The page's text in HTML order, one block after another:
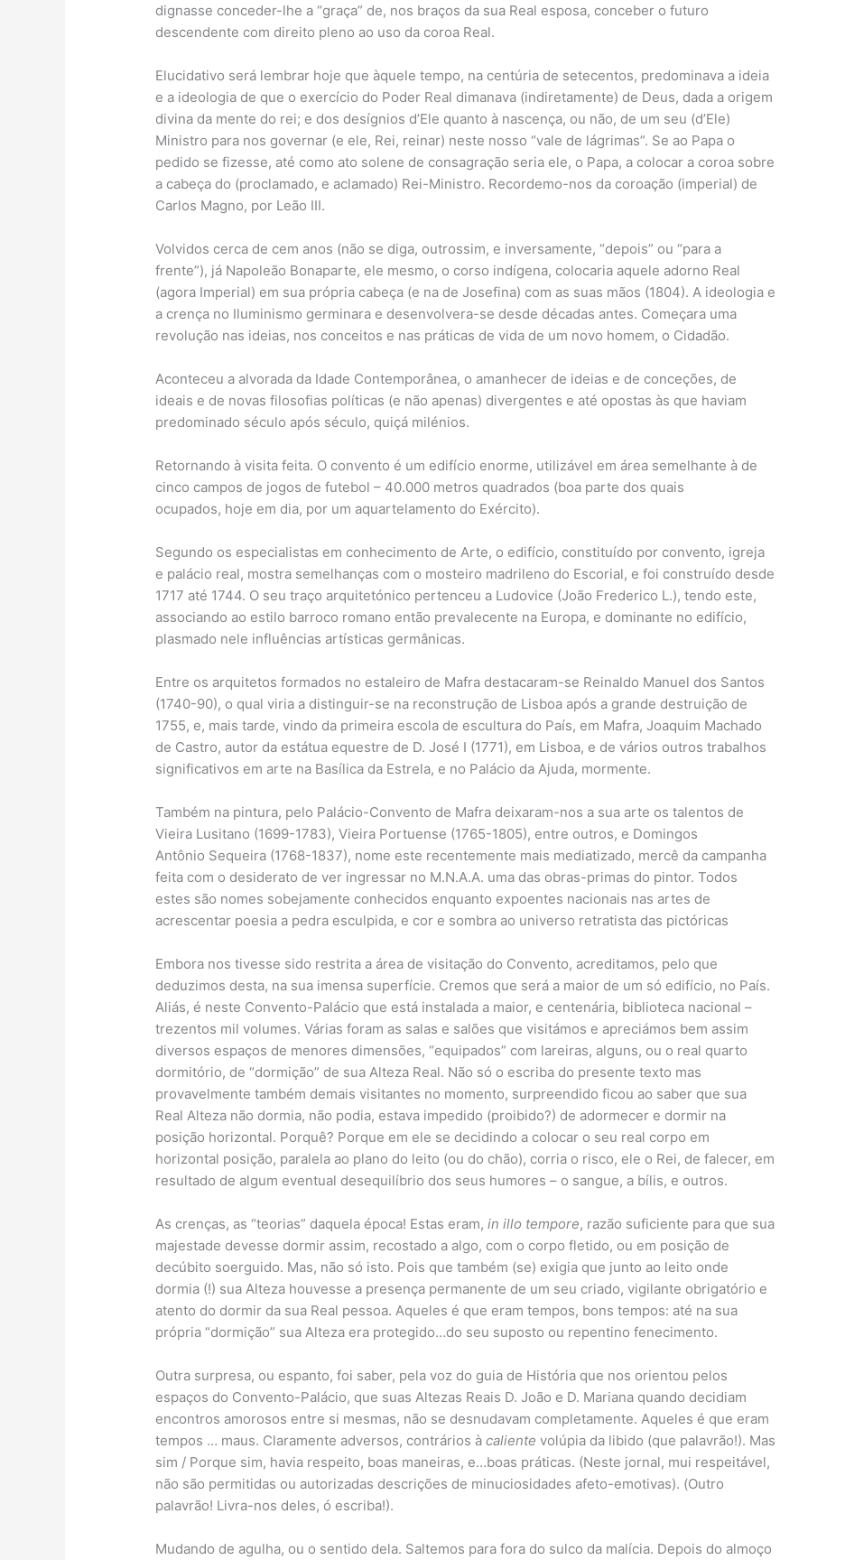
dignasse conceder-lhe a “graça” de, nos braços da sua Real esposa, conceber o futuro
descendente com direito pleno ao uso da coroa Real.
Elucidativo será lembrar hoje que àquele tempo, na centúria de setecentos, predominava a ideia
e a ideologia de que o exercício do Poder Real dimanava (indiretamente) de Deus, dada a origem
divina da mente do rei; e dos desígnios d’Ele quanto à nascença, ou não, de um seu (d’Ele)
Ministro para nos governar (e ele, Rei, reinar) neste nosso “vale de lágrimas”. Se ao Papa o
pedido se fizesse, até como ato solene de consagração seria ele, o Papa, a colocar a coroa sobre
a cabeça do (proclamado, e aclamado) Rei-Ministro. Recordemo-nos da coroação (imperial) de
Carlos Magno, por Leão III.
Volvidos cerca de cem anos (não se diga, outrossim, e inversamente, “depois” ou “para a
frente”), já Napoleão Bonaparte, ele mesmo, o corso indígena, colocaria aquele adorno Real
(agora Imperial) em sua própria cabeça (e na de Josefina) com as suas mãos (1804). A ideologia e
a crença no Iluminismo germinara e desenvolvera-se desde décadas antes. Começara uma
revolução nas ideias, nos conceitos e nas práticas de vida de um novo homem, o Cidadão.
Aconteceu a alvorada da Idade Contemporânea, o amanhecer de ideias e de conceções, de
ideais e de novas filosofias políticas (e não apenas) divergentes e até opostas às que haviam
predominado século após século, quiçá milénios.
Retornando à visita feita. O convento é um edifício enorme, utilizável em área semelhante à de
cinco campos de jogos de futebol – 40.000 metros quadrados (boa parte dos quais
ocupados, hoje em dia, por um aquartelamento do Exército).
Segundo os especialistas em conhecimento de Arte, o edifício, constituído por convento, igreja
e palácio real, mostra semelhanças com o mosteiro madrileno do Escorial, e foi construído desde
1717 até 1744. O seu traço arquitetónico pertenceu a Ludovice (João Frederico L.), tendo este,
associando ao estilo barroco romano então prevalecente na Europa, e dominante no edifício,
plasmado nele influências artísticas germânicas.
Entre os arquitetos formados no estaleiro de Mafra destacaram-se Reinaldo Manuel dos Santos
(1740-90), o qual viria a distinguir-se na reconstrução de Lisboa após a grande destruição de
1755, e, mais tarde, vindo da primeira escola de escultura do País, em Mafra, Joaquim Machado
de Castro, autor da estátua equestre de D. José I (1771), em Lisboa, e de vários outros trabalhos
significativos em arte na Basílica da Estrela, e no Palácio da Ajuda, mormente.
Também na pintura, pelo Palácio-Convento de Mafra deixaram-nos a sua arte os talentos de
Vieira Lusitano (1699-1783), Vieira Portuense (1765-1805), entre outros, e Domingos
Antônio Sequeira (1768-1837), nome este recentemente mais mediatizado, mercê da campanha
feita com o desiderato de ver ingressar no M.N.A.A. uma das obras-primas do pintor. Todos
estes são nomes sobejamente conhecidos enquanto expoentes nacionais nas artes de
acrescentar poesia a pedra esculpida, e cor e sombra ao universo retratista das pictóricas
Embora nos tivesse sido restrita a área de visitação do Convento, acreditamos, pelo que
deduzimos desta, na sua imensa superfície. Cremos que será a maior de um só edifício, no País.
Aliás, é neste Convento-Palácio que está instalada a maior, e centenária, biblioteca nacional –
trezentos mil volumes. Várias foram as salas e salões que visitámos e apreciámos bem assim
diversos espaços de menores dimensões, “equipados” com lareiras, alguns, ou o real quarto
dormitório, de “dormição” de sua Alteza Real. Não só o escriba do presente texto mas
provavelmente também demais visitantes no momento, surpreendido ficou ao saber que sua
Real Alteza não dormia, não podia, estava impedido (proibido?) de adormecer e dormir na
posição horizontal. Porquê? Porque em ele se decidindo a colocar o seu real corpo em
horizontal posição, paralela ao plano do leito (ou do chão), corria o risco, ele o Rei, de falecer, em
resultado de algum eventual desequilíbrio dos seus humores – o sangue, a bílis, e outros.
As crenças, as “teorias” daquela época! Estas eram,in illo tempore, razão suficiente para que sua
majestade devesse dormir assim, recostado a algo, com o corpo fletido, ou em posição de
decúbito soerguido. Mas, não só isto. Pois que também (se) exigia que junto ao leito onde
dormia (!) sua Alteza houvesse a presença permanente de um seu criado, vigilante obrigatório e
atento do dormir da sua Real pessoa. Aqueles é que eram tempos, bons tempos: até na sua
própria “dormição” sua Alteza era protegido…do seu suposto ou repentino fenecimento.
Outra surpresa, ou espanto, foi saber, pela voz do guia de História que nos orientou pelos
espaços do Convento-Palácio, que suas Altezas Reais D. João e D. Mariana quando decidiam
encontros amorosos entre si mesmas, não se desnudavam completamente. Aqueles é que eram
tempos … maus. Claramente adversos, contrários àcaliente volúpia da libido (que palavrão!). Mas
sim / Porque sim, havia respeito, boas maneiras, e…boas práticas. (Neste jornal, mui respeitável,
não são permitidas ou autorizadas descrições de minuciosidades afeto-emotivas). (Outro
palavrão! Livra-nos deles, ó escriba!).
Mudando de agulha, ou o sentido dela. Saltemos para fora do sulco da malícia. Depois do almoço